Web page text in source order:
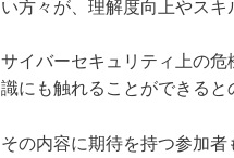
い方々が、理解度向上やスキ
サイバーセキュリティ上の
識にも触れることができると
その内容に期待を持つ参加者